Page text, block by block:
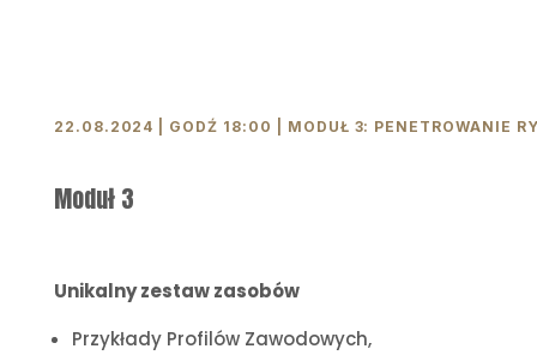
22.08.2024 | GODŹ 18:00 | MODUŁ 3: PENETROWANIE
Moduł 3
Unikalny zestaw zasobów
Przykłady Profilów Zawodowych,